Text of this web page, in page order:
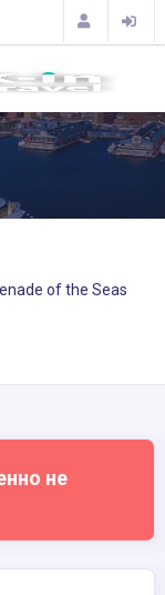
of the Seas
не